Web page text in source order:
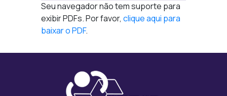
Seu navegador não tem suporte para
exibir PDFs. Por favor, clique aqui para
baixar o PDF.